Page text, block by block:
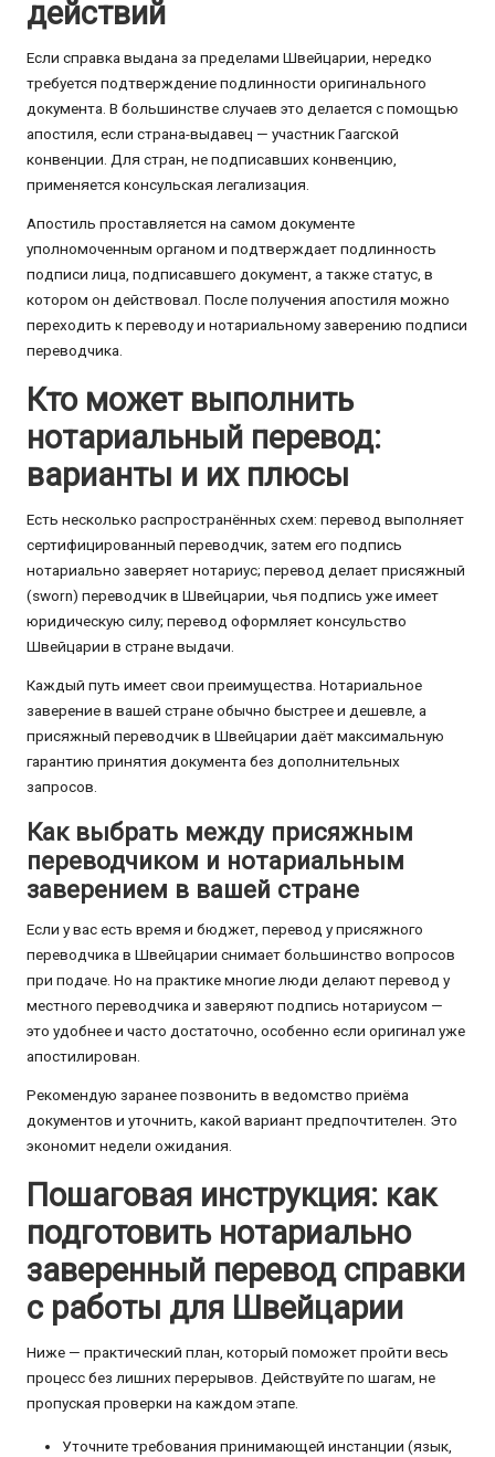
действий
Если справка выдана за пределами Швейцарии, нередко
требуется подтверждение подлинности оригинального
документа. В большинстве случаев это делается с помощью
апостиля, если страна-выдавец — участник Гаагской
конвенции. Для стран, не подписавших конвенцию,
применяется консульская легализация.
Апостиль проставляется на самом документе
уполномоченным органом и подтверждает подлинность
подписи лица, подписавшего документ, а также статус, в
котором он действовал. После получения апостиля можно
переходить к переводу и нотариальному заверению подписи
переводчика.
Кто может выполнить
нотариальный перевод:
варианты и их плюсы
Есть несколько распространённых схем: перевод выполняет
сертифицированный переводчик, затем его подпись
нотариально заверяет нотариус; перевод делает присяжный
(sworn) переводчик в Швейцарии, чья подпись уже имеет
юридическую силу; перевод оформляет консульство
Швейцарии в стране выдачи.
Каждый путь имеет свои преимущества. Нотариальное
заверение в вашей стране обычно быстрее и дешевле, а
присяжный переводчик в Швейцарии даёт максимальную
гарантию принятия документа без дополнительных
запросов.
Как выбрать между присяжным
переводчиком и нотариальным
заверением в вашей стране
Если у вас есть время и бюджет, перевод у присяжного
переводчика в Швейцарии снимает большинство вопросов
при подаче. Но на практике многие люди делают перевод у
местного переводчика и заверяют подпись нотариусом —
это удобнее и часто достаточно, особенно если оригинал уже
апостилирован.
Рекомендую заранее позвонить в ведомство приёма
документов и уточнить, какой вариант предпочтителен. Это
экономит недели ожидания.
Пошаговая инструкция: как
подготовить нотариально
заверенный перевод справки
с работы для Швейцарии
Ниже — практический план, который поможет пройти весь
процесс без лишних перерывов. Действуйте по шагам, не
пропуская проверки на каждом этапе.
Уточните требования принимающей инстанции (язык,